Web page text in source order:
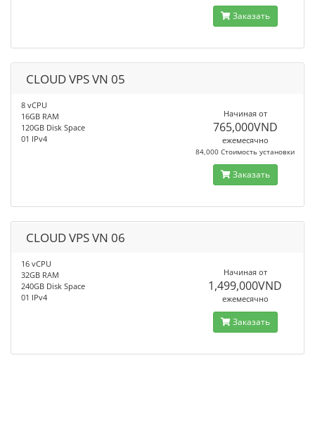
Заказать
CLOUD VPS VN 05
8 vCPU
16GB RAM
120GB Disk Space
01 IPv4
Начиная от
765,000VND
ежемесячно
84,000 Стоимость установки
Заказать
CLOUD VPS VN 06
16 vCPU
32GB RAM
240GB Disk Space
01 IPv4
Начиная от
1,499,000VND
ежемесячно
Заказать